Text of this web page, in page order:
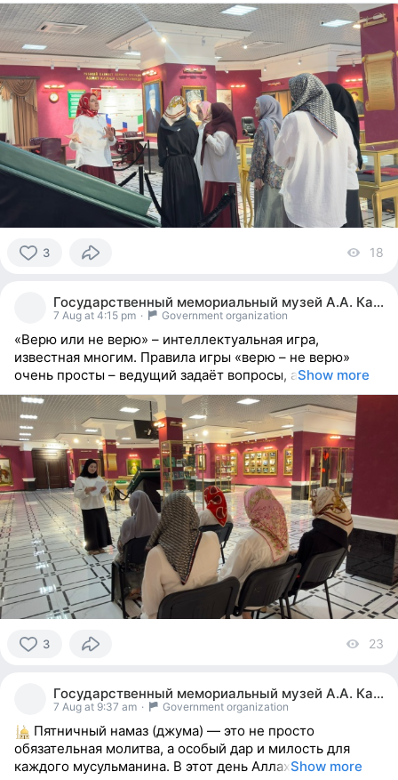
3 18
Государственный мемориальный музей А.А. Кадырова
7 Aug at 4:15 pm · Government organization
«Верю или не верю» – интеллектуальная игра,
известная многим. Правила игры «верю – не верю»
очень просты – ведущий задаёт вопросы, аShow more
3 23
Государственный мемориальный музей А.А. Кадырова
7 Aug at 9:37 am · Government organization
Пятничный намаз (джума) — это не просто
обязательная молитва, а особый дар и милость для
каждого мусульманина. В этот день АллахShow more